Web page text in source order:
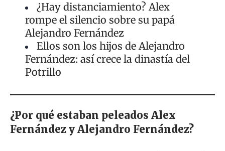
¿Hay distanciamiento? Alex
rompe el silencio sobre su papá
Alejandro Fernández
Ellos son los hijos de Alejandro
Fernández: así crece la dinastía del
Potrillo
¿Por qué estaban peleados Alex
Fernández y Alejandro Fernández?